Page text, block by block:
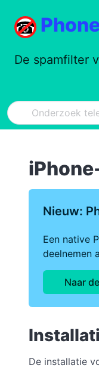
De spamfilter
Nieuw:
Een native
deelnemen
Naar
De installatie